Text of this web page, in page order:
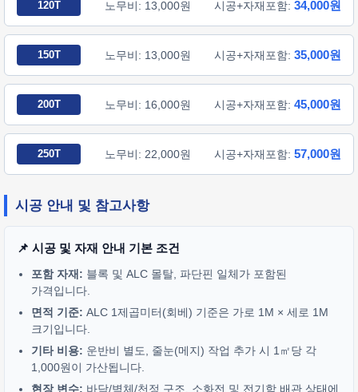
120T 노무비: 13,000원 시공+자재포함: 34,000원
150T 노무비: 13,000원 시공+자재포함: 35,000원
200T 노무비: 16,000원 시공+자재포함: 45,000원
250T 노무비: 22,000원 시공+자재포함: 57,000원
시공 안내 및 참고사항
📌 시공 및 자재 안내 기본 조건
포함 자재: 블록 및 ALC 몰탈, 파단핀 일체가 포함된
가격입니다.
면적 기준: ALC 1제곱미터(회베) 기준은 가로 1M × 세로 1M
크기입니다.
기타 비용: 운반비 별도, 줄눈(메지) 작업 추가 시 1㎡당 각
1,000원이 가산됩니다.
현장 변수: 바닥/벽체/천정 구조, 소화전 및 전기함 배관 상태에